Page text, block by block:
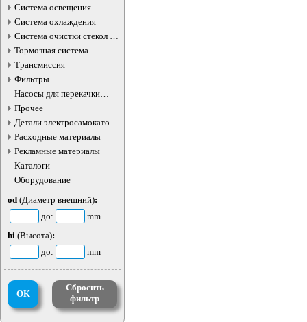
Система освещения
Система охлаждения
Система очистки стекол и
фар
Тормозная система
Трансмиссия
Фильтры
Насосы для перекачки
жидкостей
Прочее
Детали электросамокатов и
электротранспорта
Расходные материалы
Рекламные материалы
Каталоги
Оборудование
od (Диаметр внешний):
до:
mm
hi (Высота):
до:
mm
OK
Сбросить
фильтр